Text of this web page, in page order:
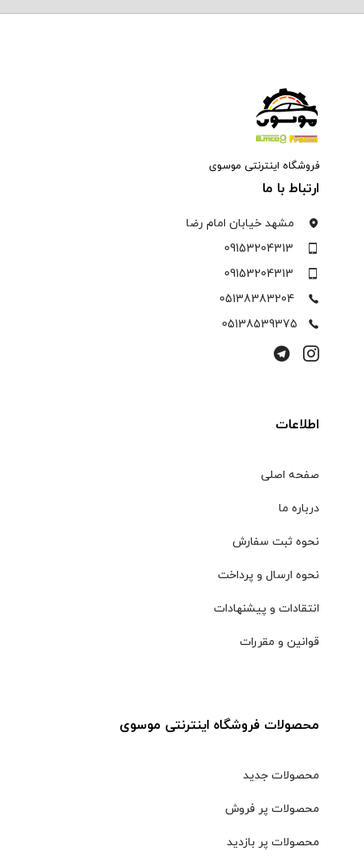
فروشگاه اینترنتی موسوی
ارتباط با ما
مشهد خیابان امام رضا
09153204313
09153204313
05138383204
05138539375
اطلاعات
صفحه اصلی
درباره ما
نحوه ثبت سفارش
نحوه ارسال و پرداخت
انتقادات و پیشنهادات
قوانین و مقررات
محصولات فروشگاه اینترنتی موسوی
محصولات جدید
محصولات پر فروش
محصولات پر بازدید